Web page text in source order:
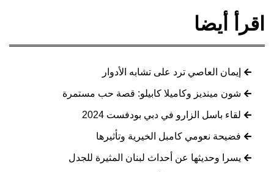
اقرأ أيضا
إيمان العاصي ترد على تشابه الأدوار
شون مينديز وكاميلا كابيلو: قصة حب مستمرة
لقاء باسل الزارو في دبي بودفست 2024
فضيحة نعومي كامبل الخيرية وتأثيرها
يسرا وحديثها عن أحداث لبنان المثيرة للجدل